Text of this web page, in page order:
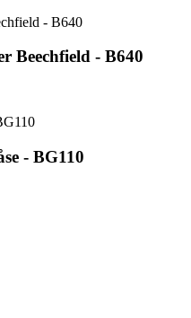
Beechfield - B640
- BG110